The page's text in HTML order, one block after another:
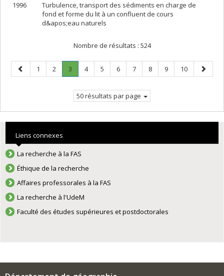
1996
Turbulence, transport des sédiments en charge de
fond et forme du lit à un confluent de cours
d&apos;eau naturels
Nombre de résultats : 524
Page
précédente
Page
1 Page
2 Page
3
Page
Page
4 Page
5 Page
6 Page
7 Page
8 Page
9 Page
10
Page
50 résultats par page
Liens connexes
La recherche à la FAS
Éthique de la recherche
Affaires professorales à la FAS
La recherche à l'UdeM
Faculté des études supérieures et postdoctorales